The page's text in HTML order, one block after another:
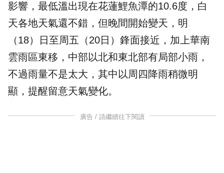
影響，最低溫出現在花蓮鯉魚潭的10.6度，白
天各地天氣還不錯，但晚間開始變天 ，明
（18）日至周五（20日）鋒面接近，加上華南
雲雨區東移，中部以北和東北部有局部小雨，
不過雨量不是太大，其中以周四降雨稍微明
顯，提醒留意天氣變化。
廣告 / 請繼續往下閱讀